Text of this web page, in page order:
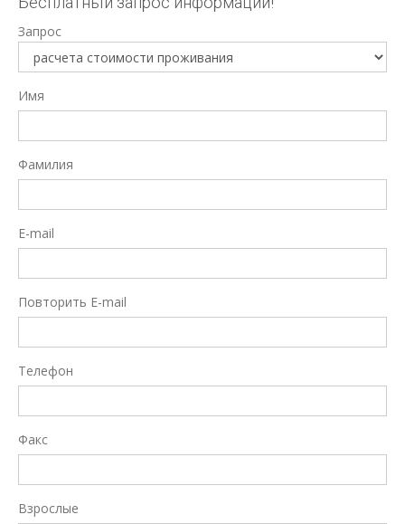
Запрос
Имя
Фамилия
E-mail
Повторить E-mail
Телефон
Факс
Взрослые